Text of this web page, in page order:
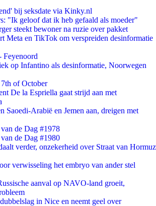
bij seksdate via Kinky.nl
"Ik geloof dat ik heb gefaald als moeder"
steekt bewoner na ruzie over pakket
Meta en TikTok om verspreiden desinformatie
Feyenoord
op Infantino als desinformatie, Noorwegen
of October
De la Espriella gaat strijd aan met
Saoedi-Arabië en Jemen aan, dreigen met
de Dag #1978
de Dag #1980
verder, onzekerheid over Straat van Hormuz
verwisseling het embryo van ander stel
aanval op NAVO-land groeit,
in Nice en neemt geel over